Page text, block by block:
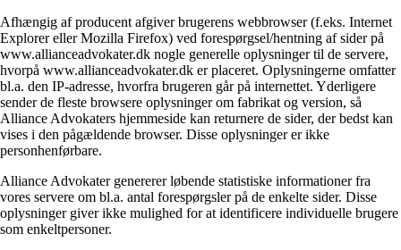
Afhængig af producent afgiver brugerens webbrowser (f.eks. Internet
Explorer eller Mozilla Firefox) ved forespørgsel/hentning af sider på
www.allianceadvokater.dk nogle generelle oplysninger til de servere,
hvorpå www.allianceadvokater.dk er placeret. Oplysningerne omfatter
bl.a. den IP-adresse, hvorfra brugeren går på internettet. Yderligere
sender de fleste browsere oplysninger om fabrikat og version, så
Alliance Advokaters hjemmeside kan returnere de sider, der bedst kan
vises i den pågældende browser. Disse oplysninger er ikke
personhenførbare.
Alliance Advokater genererer løbende statistiske informationer fra
vores servere om bl.a. antal forespørgsler på de enkelte sider. Disse
oplysninger giver ikke mulighed for at identificere individuelle brugere
som enkeltpersoner.